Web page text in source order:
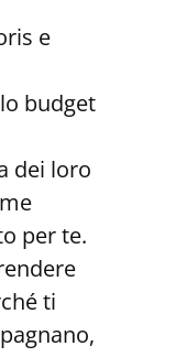
e
budget
dei loro
per te.
ti